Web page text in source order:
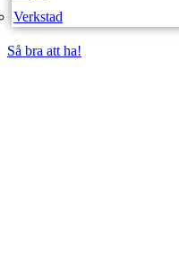
Verkstad
Så bra att ha!